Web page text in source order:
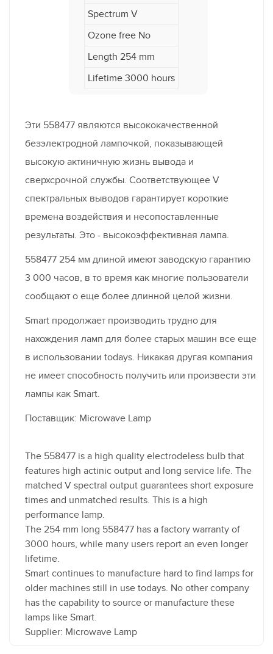
Spectrum V
Ozone free No
Length 254 mm
Lifetime 3000 hours
Эти 558477 являются высококачественной
безэлектродной лампочкой, показывающей
высокую актиничную жизнь вывода и
сверхсрочной службы. Соответствующее V
спектральных выводов гарантирует короткие
времена воздействия и несопоставленные
результаты. Это - высокоэффективная лампа.
558477 254 мм длиной имеют заводскую гарантию
3 000 часов, в то время как многие пользователи
сообщают о еще более длинной целой жизни.
Smart продолжает производить трудно для
нахождения ламп для более старых машин все еще
в использовании todays. Никакая другая компания
не имеет способность получить или произвести эти
лампы как Smart.
Поставщик: Microwave Lamp
The 558477 is a high quality electrodeless bulb that
features high actinic output and long service life. The
matched V spectral output guarantees short exposure
times and unmatched results. This is a high
performance lamp.
The 254 mm long 558477 has a factory warranty of
3000 hours, while many users report an even longer
lifetime.
Smart continues to manufacture hard to find lamps for
older machines still in use todays. No other company
has the capability to source or manufacture these
lamps like Smart.
Supplier: Microwave Lamp